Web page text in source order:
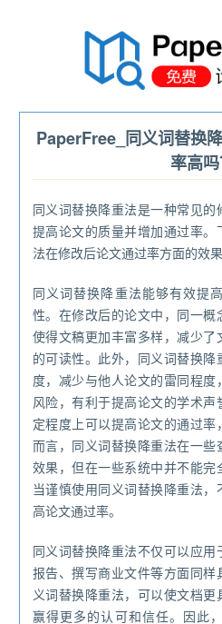
PaperFree_同义词替换
率高吗
同义词替换降重法是一种常见
提高论文的质量并增加通过率
法在修改后论文通过率方面的效果
同义词替换降重法能够有效提
性。在修改后的论文中，同一概
使得文稿更加丰富多样，减少
的可读性。此外，同义词替换
度，减少与他人论文的雷同程
风险，有利于提高论文的学术
定程度上可以提高论文的通过
而言，同义词替换降重法在一
效果，但在一些系统中并不能完
当谨慎使用同义词替换降重法
高论文通过率。
同义词替换降重法不仅可以应
报告、撰写商业文件等方面同
义词替换降重法，可以使文档
赢得更多的认可和信任。因此